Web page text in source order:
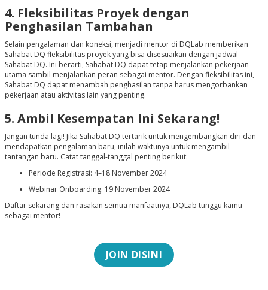
4. Fleksibilitas Proyek dengan
Penghasilan Tambahan
Selain pengalaman dan koneksi, menjadi mentor di DQLab memberikan
Sahabat DQ fleksibilitas proyek yang bisa disesuaikan dengan jadwal
Sahabat DQ. Ini berarti, Sahabat DQ dapat tetap menjalankan pekerjaan
utama sambil menjalankan peran sebagai mentor. Dengan fleksibilitas ini,
Sahabat DQ dapat menambah penghasilan tanpa harus mengorbankan
pekerjaan atau aktivitas lain yang penting.
5. Ambil Kesempatan Ini Sekarang!
Jangan tunda lagi! Jika Sahabat DQ tertarik untuk mengembangkan diri dan
mendapatkan pengalaman baru, inilah waktunya untuk mengambil
tantangan baru. Catat tanggal-tanggal penting berikut:
Periode Registrasi: 4–18 November 2024
Webinar Onboarding: 19 November 2024
Daftar sekarang dan rasakan semua manfaatnya, DQLab tunggu kamu
sebagai mentor!
JOIN DISINI